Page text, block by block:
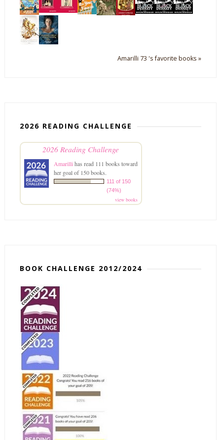
Amarilli 73 's favorite books »
2026 READING CHALLENGE
2026 Reading Challenge
Amarillihas read 111 books toward
her goal of 150 books.
111 of 150
(74%)
view books
BOOK CHALLENGE 2012/2024